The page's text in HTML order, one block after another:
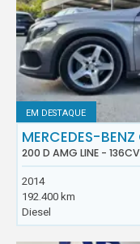
EM DESTAQUE
MERCEDES-
200 D AMG LINE -
2014
192.400 km
Diesel